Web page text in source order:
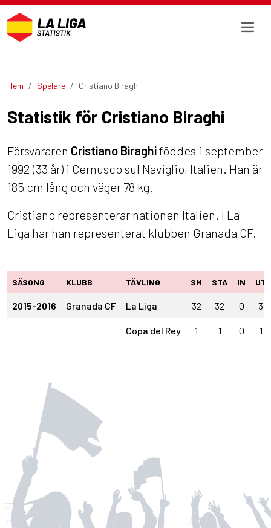
Hem Spelare Cristiano Biraghi
Statistik för Cristiano Biraghi
Försvararen Cristiano Biraghiföddes 1 september
1992 (33 år) i Cernusco sul Naviglio, Italien. Han är
185 cm lång och väger 78 kg.
Cristiano representerar nationen Italien. I La
Liga har han representerat klubben Granada CF.
SÄSONG KLUBB TÄVLING SM STA IN UT
2015-2016 Granada CF La Liga 32 32 0 3
Copa del Rey 1 1 0 1